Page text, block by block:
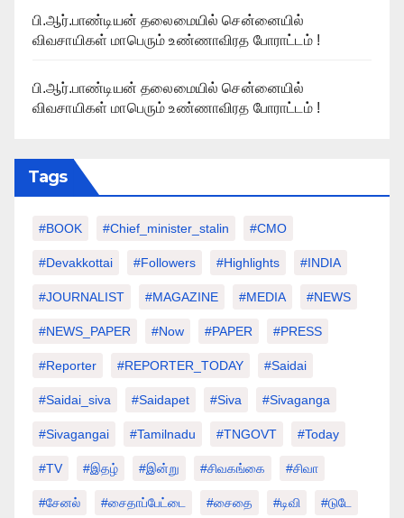
பி.ஆர்.பாண்டியன் தலைமையில் சென்னையில்
விவசாயிகள் மாபெரும் உண்ணாவிரத போராட்டம் !
பி.ஆர்.பாண்டியன் தலைமையில் சென்னையில்
விவசாயிகள் மாபெரும் உண்ணாவிரத போராட்டம் !
Tags
#BOOK #chief_minister_stalin #CMO
#devakkottai #followers #highlights #INDIA
#JOURNALIST #MAGAZINE #MEDIA #NEWS
#NEWS_PAPER #Now #PAPER #PRESS
#Reporter #REPORTER_TODAY #saidai
#saidai_siva #saidapet #Siva #Sivaganga
#sivagangai #tamilnadu #TNGOVT #today
#TV #இதழ் #இன்று #சிவகங்கை #சிவா
#சேனல் #சைதாப்பேட்டை #சைதை #டிவி #டுடே